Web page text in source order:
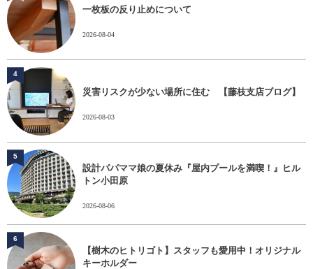
一枚板の反り止めについて
2026-08-04
災害リスクが少ない場所に住む 【藤枝支店ブログ】
2026-08-03
4
設計パパママ娘の夏休み『屋内プールを満喫！』ヒル
トン小田原
2026-08-06
5
【樹木のヒトリゴト】スタッフも愛用中！オリジナル
キーホルダー
6